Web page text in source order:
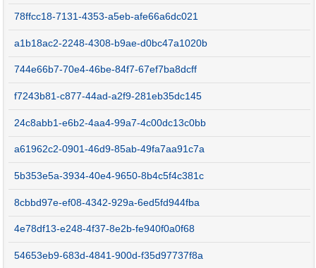
78ffcc18-7131-4353-a5eb-afe66a6dc021
a1b18ac2-2248-4308-b9ae-d0bc47a1020b
744e66b7-70e4-46be-84f7-67ef7ba8dcff
f7243b81-c877-44ad-a2f9-281eb35dc145
24c8abb1-e6b2-4aa4-99a7-4c00dc13c0bb
a61962c2-0901-46d9-85ab-49fa7aa91c7a
5b353e5a-3934-40e4-9650-8b4c5f4c381c
8cbbd97e-ef08-4342-929a-6ed5fd944fba
4e78df13-e248-4f37-8e2b-fe940f0a0f68
54653eb9-683d-4841-900d-f35d97737f8a